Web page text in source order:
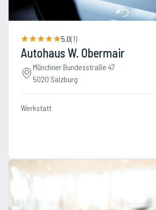
5.0(1)
Autohaus W. Obermair
Münchner Bundesstraße 47
5020 Salzburg
Werkstatt